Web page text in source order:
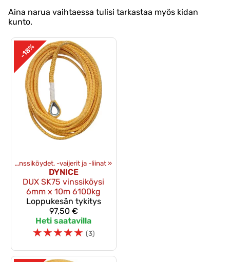
Aina narua vaihtaessa tulisi tarkastaa myös kidan
kunto.
-18%
Vinssiköydet, -vaijerit ja -liinat ‪»
DYNICE
DUX SK75 vinssiköysi
6mm x 10m 6100kg
Loppukesän tykitys
97,50 €
Heti saatavilla
☆☆☆☆☆ (3)